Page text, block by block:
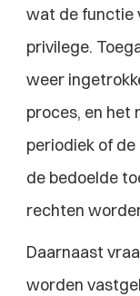
wat de functie
privilege.
weer
proces, en het
periodiek of
de bedoelde
rechten
Daarnaast
worden